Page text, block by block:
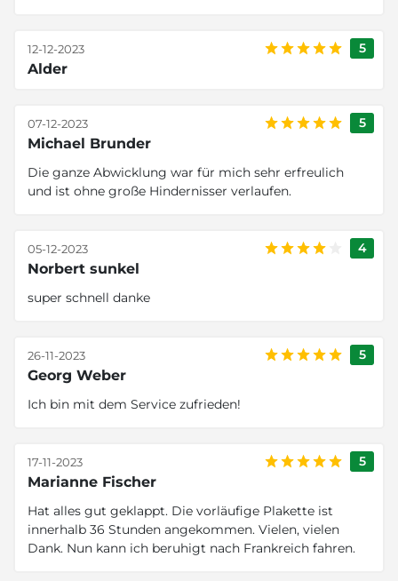
5
Alder
12-12-2023
5
Michael Brunder
07-12-2023
Die ganze Abwicklung war für mich sehr erfreulich
und ist ohne große Hindernisser verlaufen.
4
Norbert sunkel
05-12-2023
super schnell danke
5
Georg Weber
26-11-2023
Ich bin mit dem Service zufrieden!
5
Marianne Fischer
17-11-2023
Hat alles gut geklappt. Die vorläufige Plakette ist
innerhalb 36 Stunden angekommen. Vielen, vielen
Dank. Nun kann ich beruhigt nach Frankreich fahren.